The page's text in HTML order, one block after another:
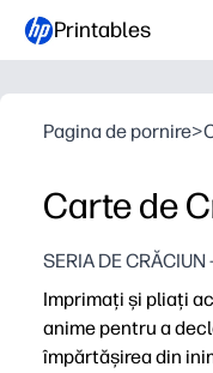
Printables
Pagina de pornire>
Carte de
SERIA DE CRĂCIUN
Imprimați și pliați
anime pentru a
împărtășirea din